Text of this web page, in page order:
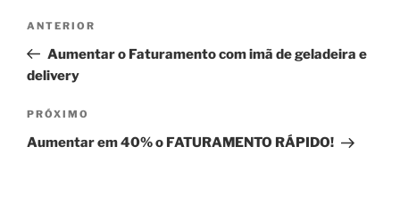
Post
Post
anterior
ANTERIOR
Aumentar o Faturamento com imã de geladeira e
delivery
Próximo
post
PRÓXIMO
Aumentar em 40% o FATURAMENTO RÁPIDO!